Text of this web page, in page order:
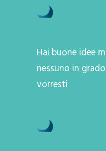
Hai buone idee
nessuno in
vorresti